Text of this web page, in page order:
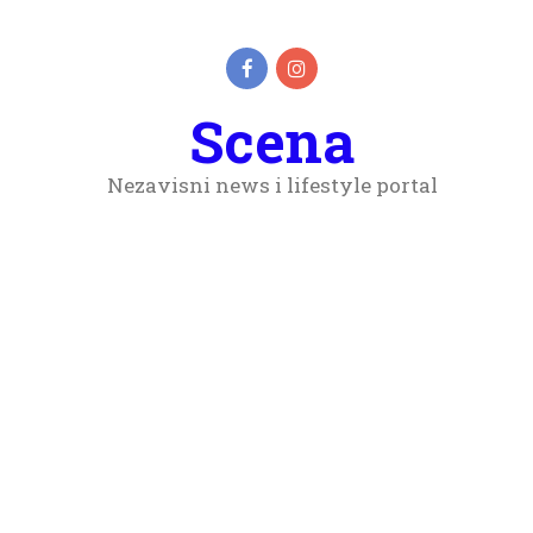
Scena
Nezavisni news i lifestyle portal